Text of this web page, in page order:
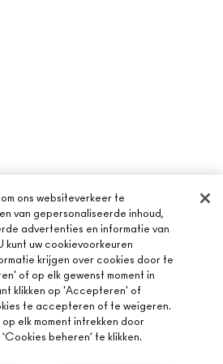
ons websiteverkeer te
van gepersonaliseerde inhoud,
advertenties en informatie van
kunt uw cookievoorkeuren
krijgen over cookies door te
of op elk gewenst moment in
klikken op 'Accepteren' of
te accepteren of te weigeren.
elk moment intrekken door
beheren’ te klikken.